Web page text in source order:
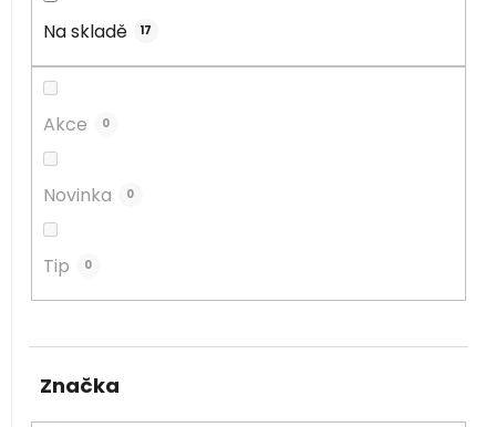
u
k
ů
Na skladě 17
Akce 0
Novinka 0
Tip 0
Značka